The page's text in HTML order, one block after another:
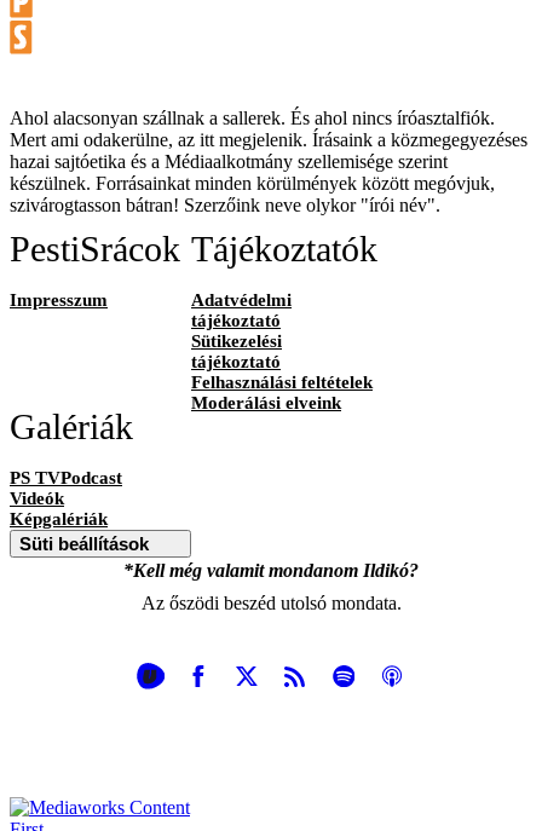
Ahol alacsonyan szállnak a sallerek. És ahol nincs íróasztalfiók.
Mert ami odakerülne, az itt megjelenik. Írásaink a közmegegyezéses
hazai sajtóetika és a Médiaalkotmány szellemisége szerint
készülnek. Forrásainkat minden körülmények között megóvjuk,
szivárogtasson bátran! Szerzőink neve olykor "írói név".
PestiSrácok
Impresszum
Tájékoztatók
Adatvédelmi
tájékoztató
Sütikezelési
tájékoztató
Felhasználási feltételek
Moderálási elveink
Galériák
PS TVPodcast
Videók
Képgalériák
Süti beállítások
*Kell még valamit mondanom Ildikó?
Az őszödi beszéd utolsó mondata.